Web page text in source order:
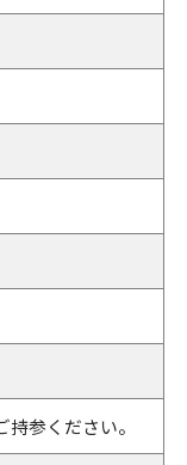
参ください。